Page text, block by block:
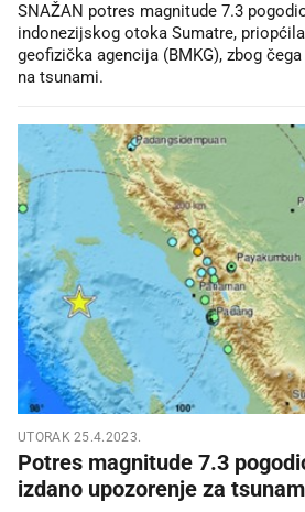
SNAŽAN potres magnitude 7.3
indonezijskog otoka Sumatre,
geofizička agencija (BMKG), zbog
na tsunami.
UTORAK 25.4.2023.
Potres magnitude 7.3
izdano upozorenje za